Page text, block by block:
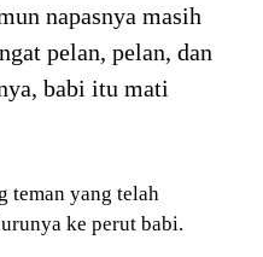
napasnya masih
pelan, pelan, dan
babi itu mati
teman yang telah
ke perut babi.